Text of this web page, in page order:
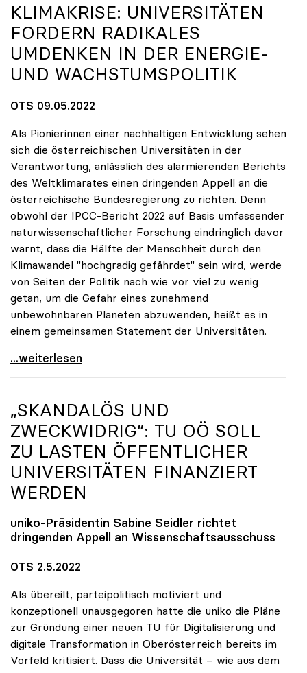
KLIMAKRISE: UNIVERSITÄTEN
FORDERN RADIKALES
UMDENKEN IN DER ENERGIE-
UND WACHSTUMSPOLITIK
OTS 09.05.2022
Als Pionierinnen einer nachhaltigen Entwicklung sehen
sich die österreichischen Universitäten in der
Verantwortung, anlässlich des alarmierenden Berichts
des Weltklimarates einen dringenden Appell an die
österreichische Bundesregierung zu richten. Denn
obwohl der IPCC-Bericht 2022 auf Basis umfassender
naturwissenschaftlicher Forschung eindringlich davor
warnt, dass die Hälfte der Menschheit durch den
Klimawandel "hochgradig gefährdet" sein wird, werde
von Seiten der Politik nach wie vor viel zu wenig
getan, um die Gefahr eines zunehmend
unbewohnbaren Planeten abzuwenden, heißt es in
einem gemeinsamen Statement der Universitäten.
Klimakrise: Universitäten fordern radikales
...weiterlesen
„SKANDALÖS UND
ZWECKWIDRIG“: TU OÖ SOLL
ZU LASTEN ÖFFENTLICHER
UNIVERSITÄTEN FINANZIERT
WERDEN
uniko-Präsidentin Sabine Seidler richtet
dringenden Appell an Wissenschaftsausschuss
OTS 2.5.2022
Als übereilt, parteipolitisch motiviert und
konzeptionell unausgegoren hatte die uniko die Pläne
zur Gründung einer neuen TU für Digitalisierung und
digitale Transformation in Oberösterreich bereits im
Vorfeld kritisiert. Dass die Universität – wie aus dem